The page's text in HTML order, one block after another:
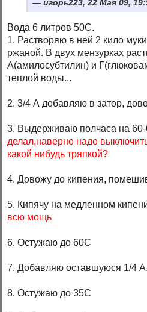
игорь223, 22 Мая 09,
Вода 6 литров 50С.
1. Растворяю в ней 2 кило
ржаной. В двух мензурках
А(амилосубтилин) и
теплой воды...
2. 3/4 А добавляю в затор,
3. Выдерживаю полчаса на
делал,наверно надо
какой нибудь тряпкой?
4. Довожу до кипения,
5. Кипячу на медленном
всю мощь
6. Остужаю до 60С
7. Добавляю оставшуюся 1/4
8. Остужаю до 35С